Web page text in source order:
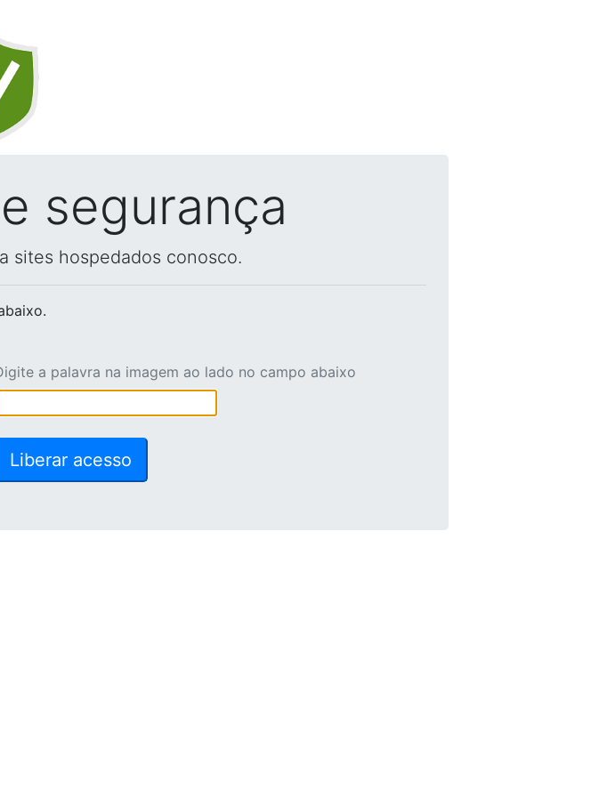
segurança
sites hospedados conosco.
a palavra na imagem ao lado no campo abaixo